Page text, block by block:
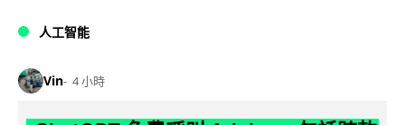
人工智能
Vin 4 小時